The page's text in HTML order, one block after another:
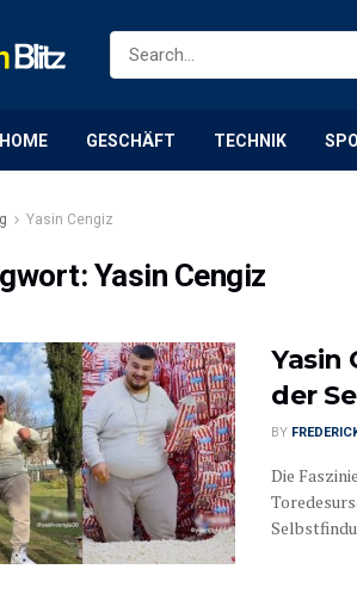
HOME GESCHÄFT TECHNIK
Yasin Cengiz
Yasin Cengiz
Yasin
der
BY
Die